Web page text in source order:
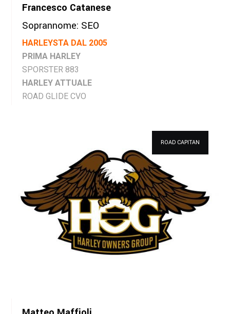
Francesco Catanese
Soprannome: SEO
HARLEYSTA DAL 2005
PRIMA HARLEY
SPORSTER 883
HARLEY ATTUALE
ROAD GLIDE CVO